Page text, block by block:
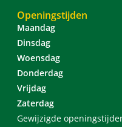
Openingstijden
Maandag
Dinsdag
Woensdag
Donderdag
Vrijdag
Zaterdag
Gewijzigde